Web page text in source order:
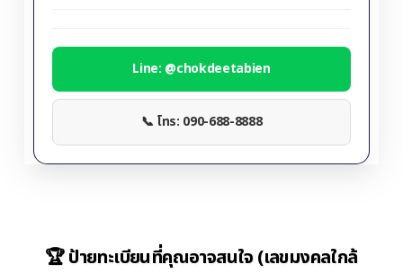
Line: @chokdeetabien
📞 โทร: 090-688-8888
🏆 ป้ายทะเบียนที่คุณอาจสนใจ (เลขมงคลใกล้